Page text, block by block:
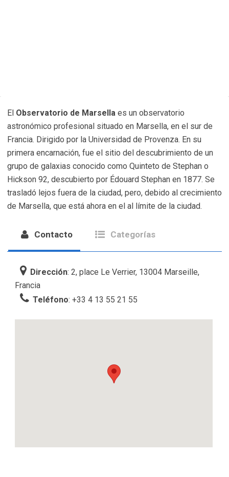
El Observatorio de Marsella es un observatorio
astronómico profesional situado en Marsella, en el sur de
Francia. Dirigido por la Universidad de Provenza. En su
primera encarnación, fue el sitio del descubrimiento de un
grupo de galaxias conocido como Quinteto de Stephan o
Hickson 92, descubierto por Édouard Stephan en 1877. Se
trasladó lejos fuera de la ciudad, pero, debido al crecimiento
de Marsella, que está ahora en el al límite de la ciudad.
Contacto Categorías
Dirección: 2, place Le Verrier, 13004 Marseille,
Francia
Teléfono: +33 4 13 55 21 55